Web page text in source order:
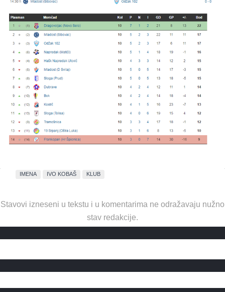
IMENA IVO KOBAŠ KLUB
Stavovi izneseni u tekstu i u komentarima ne odražavaju nužno
stav redakcije.